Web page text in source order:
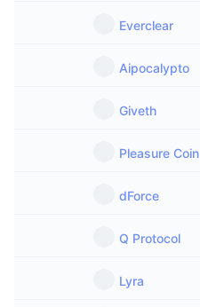
Everclear
Aipocalypto
Giveth
Pleasure Coin
dForce
Q Protocol
Lyra